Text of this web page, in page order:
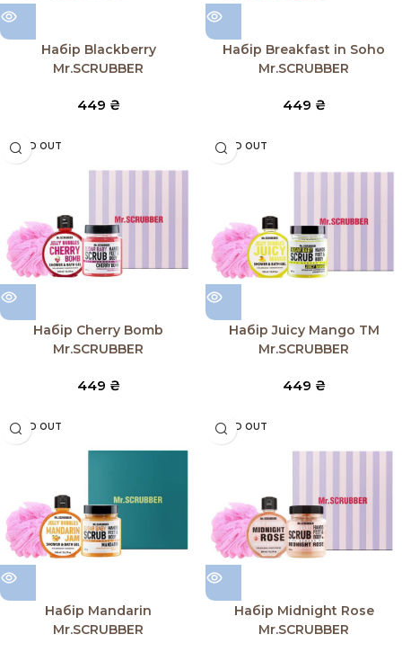
Набір Blackberry
Mr.SCRUBBER
449 ₴
Набір Breakfast in Soho
Mr.SCRUBBER
449 ₴
SOLD OUT
Набір Cherry Bomb
Mr.SCRUBBER
449 ₴
SOLD OUT
Набір Juicy Mango TM
Mr.SCRUBBER
449 ₴
SOLD OUT
Набір Mandarin
Mr.SCRUBBER
SOLD OUT
Набір Midnight Rose
Mr.SCRUBBER